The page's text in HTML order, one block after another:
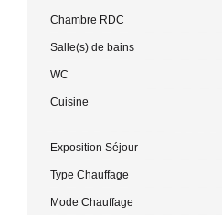
Chambre RDC
Salle(s) de bains
WC
Cuisine
Exposition Séjour
Type Chauffage
Mode Chauffage